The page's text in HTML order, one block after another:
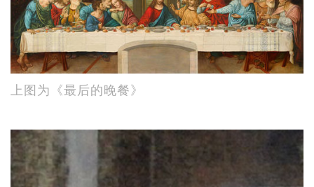
上图为《最后的晚餐》